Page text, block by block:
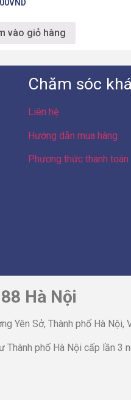
Chăm sóc
Liên hệ
Hướng dẫn mua hàng
Phương thức thanh toán
Hà Nội
Yên Sở, Thành phố Hà Nội,
Thành phố Hà Nội cấp lần